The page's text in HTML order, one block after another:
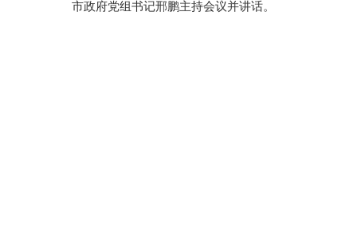
市政府党组书记邢鹏主持会议并讲话。